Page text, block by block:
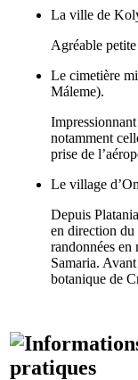
La ville de
Agréable
Le cimetière
Máleme).
notamment
prise de
Le village
Depuis
en direction du
randonnées en
Samaria.
botanique de
pratiques